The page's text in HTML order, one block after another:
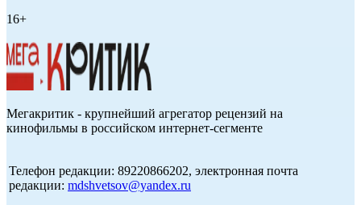
16+
Мегакритик - крупнейший агрегатор рецензий на
кинофильмы в российском интернет-сегменте
Телефон редакции: 89220866202, электронная почта
редакции: mdshvetsov@yandex.ru